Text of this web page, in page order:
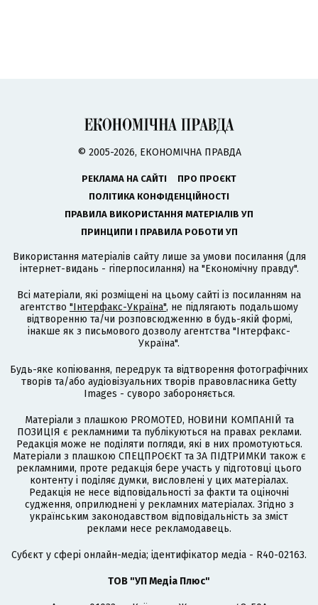
© 2005-2026, ЕКОНОМІЧНА ПРАВДА
РЕКЛАМА НА САЙТІ
ПРО ПРОЄКТ
ПОЛІТИКА КОНФІДЕНЦІЙНОСТІ
ПРАВИЛА ВИКОРИСТАННЯ МАТЕРІАЛІВ УП
ПРИНЦИПИ І ПРАВИЛА РОБОТИ УП
Використання матеріалів сайту лише за умови посилання (для
інтернет-видань - гіперпосилання) на "Економічну правду".
Всі матеріали, які розміщені на цьому сайті із посиланням на
агентство "Інтерфакс-Україна", не підлягають подальшому
відтворенню та/чи розповсюдженню в будь-якій формі,
інакше як з письмового дозволу агентства "Інтерфакс-
Україна".
Будь-яке копіювання, передрук та відтворення фотографічних
творів та/або аудіовізуальних творів правовласника Getty
Images - суворо забороняється.
Матеріали з плашкою PROMOTED, НОВИНИ КОМПАНІЙ та
ПОЗИЦІЯ є рекламними та публікуються на правах реклами.
Редакція може не поділяти погляди, які в них промотуються.
Матеріали з плашкою СПЕЦПРОЄКТ та ЗА ПІДТРИМКИ також є
рекламними, проте редакція бере участь у підготовці цього
контенту і поділяє думки, висловлені у цих матеріалах.
Редакція не несе відповідальності за факти та оціночні
судження, оприлюднені у рекламних матеріалах. Згідно з
українським законодавством відповідальність за зміст
реклами несе рекламодавець.
Cубєкт у сфері онлайн-медіа; ідентифікатор медіа - R40-02163.
ТОВ "УП Медіа Плюс"